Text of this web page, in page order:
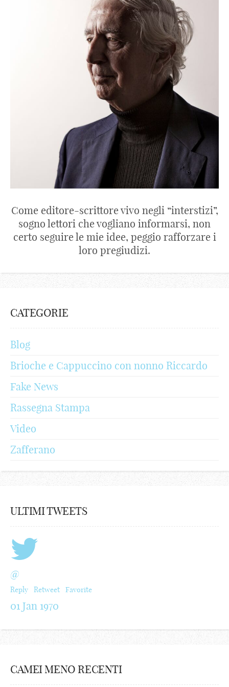
Come editore-scrittore vivo negli “interstizi”,
sogno lettori che vogliano informarsi, non
certo seguire le mie idee, peggio rafforzare i
loro pregiudizi.
CATEGORIE
Blog
Brioche e Cappuccino con nonno Riccardo
Fake News
Rassegna Stampa
Video
Zafferano
ULTIMI TWEETS
@
Reply Retweet Favorite
01 Jan 1970
CAMEI MENO RECENTI